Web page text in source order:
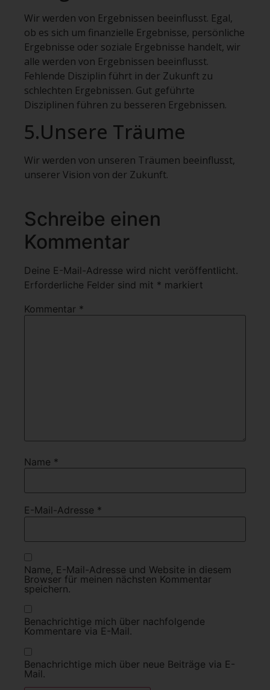
Wir werden von Ergebnissen beeinflusst. Egal,
ob es sich um finanzielle Ergebnisse, persönliche
Ergebnisse oder soziale Ergebnisse handelt, wir
alle werden von Ergebnissen beeinflusst.
Fehlende Disziplin führt in der Zukunft zu
schlechten Ergebnissen. Gut geführte
Disziplinen führen zu besseren Ergebnissen.
5.Unsere Träume
Wir werden von unseren Träumen beeinflusst,
unserer Vision von der Zukunft.
Schreibe einen
Kommentar
Deine E-Mail-Adresse wird nicht veröffentlicht.
Erforderliche Felder sind mit * markiert
Kommentar *
Name *
E-Mail-Adresse *
Name, E-Mail-Adresse und Website in diesem
Browser für meinen nächsten Kommentar
speichern.
Benachrichtige mich über nachfolgende
Kommentare via E-Mail.
Benachrichtige mich über neue Beiträge via E-
Mail.